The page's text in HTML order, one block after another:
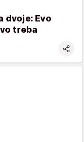
dvoje: Evo
treba